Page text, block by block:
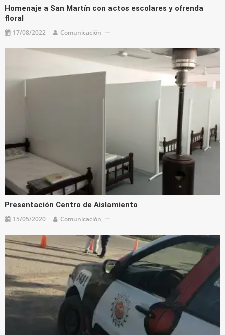
Homenaje a San Martín con actos escolares y ofrenda
floral
17/08/2022 Comunicación
Presentación Centro de Aislamiento
15/05/2020 Comunicación